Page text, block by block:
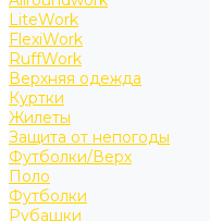
LiteWork
FlexiWork
RuffWork
Верхняя одежда
Куртки
Жилеты
Защита от непогоды
Футболки/Верх
Поло
Футболки
Рубашки